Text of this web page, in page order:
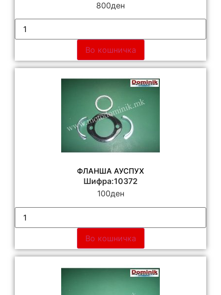
800ден
Во кошничка
ФЛАНША АУСПУХ
Шифра:10372
100ден
Во кошничка